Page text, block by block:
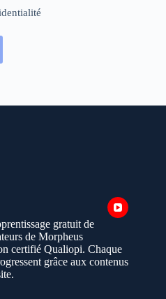
gratuit de
de Morpheus
certifié Qualiopi. Chaque
grâce aux contenus